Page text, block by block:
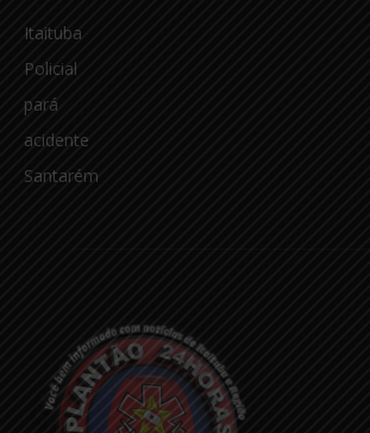
Itaituba
Policial
pará
acidente
Santarém